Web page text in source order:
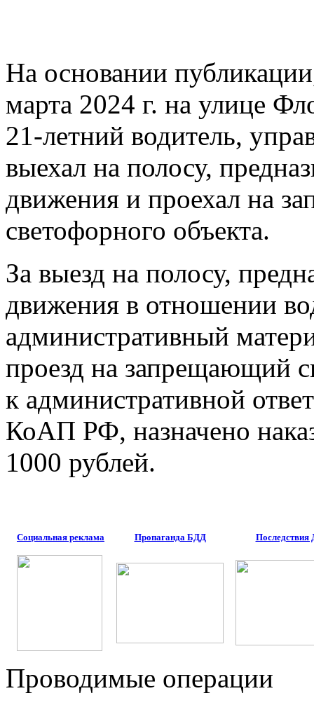
На основании
марта 2024 г. на улице
21-летний водитель,
выехал на полосу,
движения и проехал на
светофорного объекта.
За выезд на полосу,
движения в отношении
административный
проезд на запрещающий
к административной
КоАП РФ, назначено
1000 рублей.
Социальная реклама Пропаганда БДД
Проводимые операции